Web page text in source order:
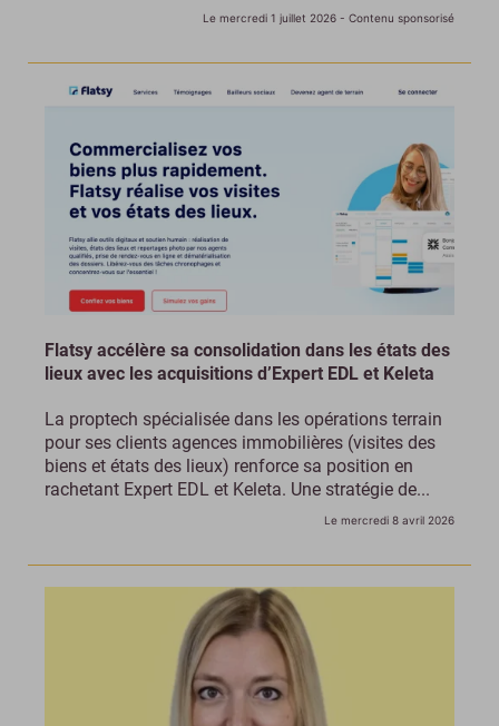
Le mercredi 1 juillet 2026 - Contenu sponsorisé
Flatsy accélère sa consolidation dans les états des
lieux avec les acquisitions d’Expert EDL et Keleta
La proptech spécialisée dans les opérations terrain
pour ses clients agences immobilières (visites des
biens et états des lieux) renforce sa position en
rachetant Expert EDL et Keleta. Une stratégie de...
Le mercredi 8 avril 2026